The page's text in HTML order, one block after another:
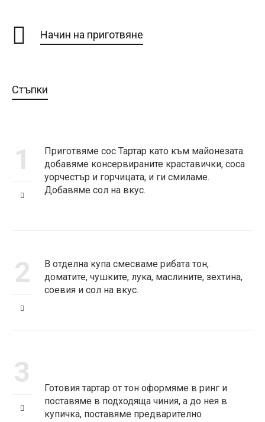
Начин на приготвяне
Стъпки
1
Приготвяме сос Тартар като към майонезата
добавяме консервираните краставички, соса
уорчестър и горчицата, и ги смиламе.
Добавяме сол на вкус.
2
В отделна купа смесваме рибата тон,
доматите, чушките, лука, маслините, зехтина,
соевия и сол на вкус.
3
Готовия тартар от тон оформяме в ринг и
поставяме в подходяща чиния, а до нея в
купичка, поставяме предварително